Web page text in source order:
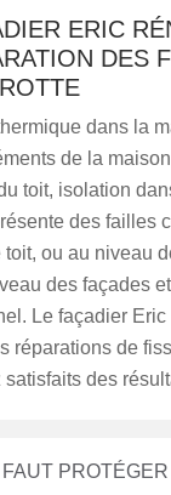
ERIC
DES
dans la
de la
toit, isolation
des failles
toit, ou au niveau
des façades
Le façadier
réparations de
satisfaits des